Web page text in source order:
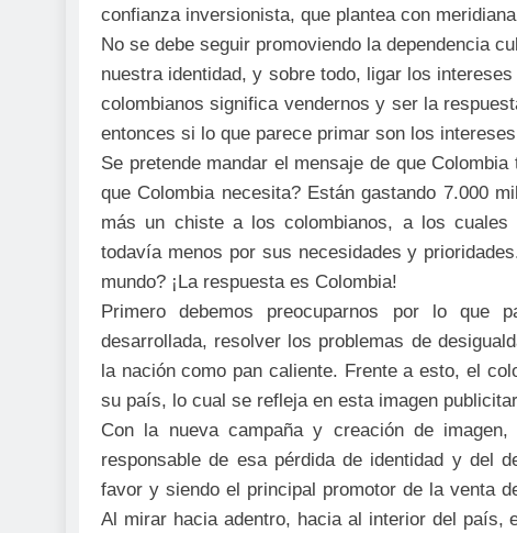
confianza inversionista, que plantea con
No se debe seguir promoviendo la dependencia
nuestra identidad, y sobre todo, ligar los
colombianos significa vendernos y ser la
entonces si lo que parece primar son los
Se pretende mandar el mensaje de que
que Colombia necesita? Están gastando 7.000
más un chiste a los colombianos, a los
todavía menos por sus necesidades y
mundo? ¡La respuesta es Colombia!
Primero debemos preocuparnos por lo que
desarrollada, resolver los problemas de
la nación como pan caliente. Frente a esto, el
su país, lo cual se refleja en esta imagen
Con la nueva campaña y creación de
responsable de esa pérdida de identidad y del
favor y siendo el principal promotor de la venta
Al mirar hacia adentro, hacia al interior del país,